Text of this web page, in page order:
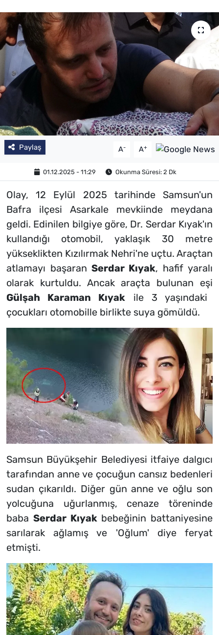
Paylaş A- A+
01.12.2025 - 11:29 Okunma Süresi: 2 Dk
Olay, 12 Eylül 2025 tarihinde Samsun'un
Bafra ilçesi Asarkale mevkiinde meydana
geldi. Edinilen bilgiye göre, Dr. Serdar Kıyak'ın
kullandığı otomobil, yaklaşık 30 metre
yükseklikten Kızılırmak Nehri'ne uçtu. Araçtan
atlamayı başaran Serdar Kıyak, hafif yaralı
olarak kurtuldu. Ancak araçta bulunan eşi
Gülşah Karaman Kıyak ile 3 yaşındaki
çocukları otomobille birlikte suya gömüldü.
Samsun Büyükşehir Belediyesi itfaiye dalgıcı
tarafından anne ve çocuğun cansız bedenleri
sudan çıkarıldı. Diğer gün anne ve oğlu son
yolcuğuna uğurlanmış, cenaze töreninde
baba Serdar Kıyak bebeğinin battaniyesine
sarılarak ağlamış ve 'Oğlum' diye feryat
etmişti.